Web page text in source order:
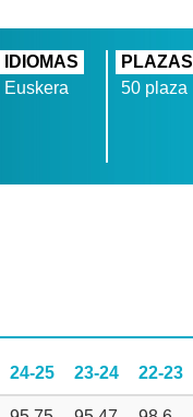
IDIOMAS
Euskera
PLAZAS
50 plaza
24-25 23-24 22-23